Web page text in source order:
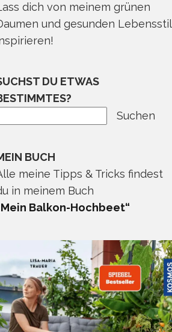
dich von meinem grünen
und gesunden Lebensstil
DU ETWAS
Suchen
BUCH
meine Tipps & Tricks findest
in meinem Buch
Balkon-Hochbeet“